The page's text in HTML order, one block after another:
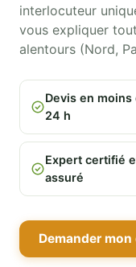
interlocuteur
vous expliquer
alentours (Nord,
Devis en moins
24 h
Expert certifié
assuré
Demander mon